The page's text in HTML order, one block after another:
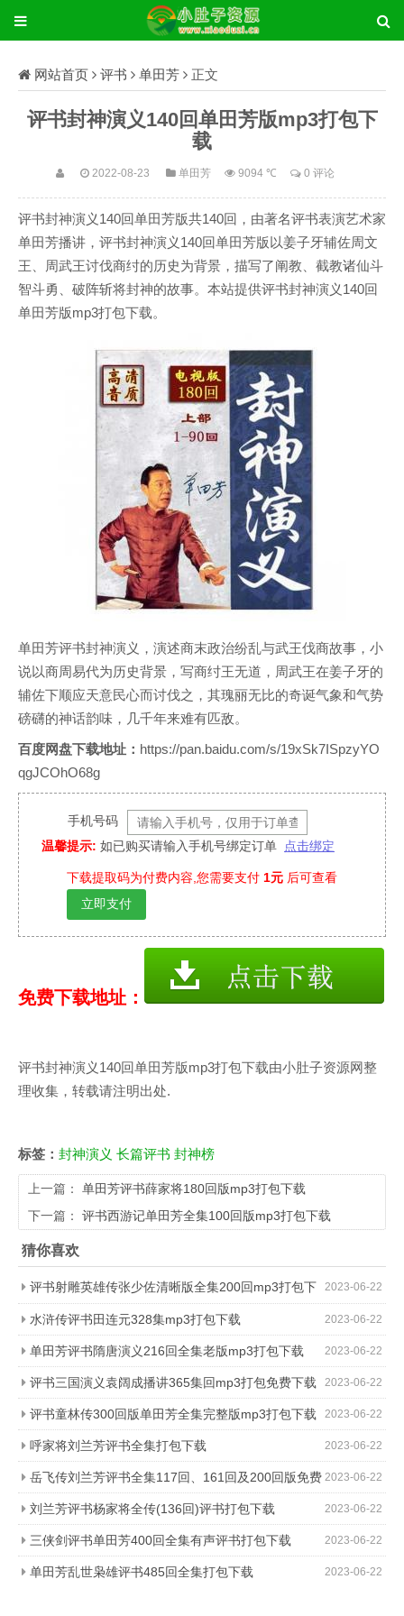
网站首页 评书 单田芳 正文
评书封神演义140回单田芳版mp3打包下
载
2022-08-23 单田芳 9094 ℃ 0 评论
评书封神演义140回单田芳版共140回，由著名评书表演艺术家
单田芳播讲，评书封神演义140回单田芳版以姜子牙辅佐周文
王、周武王讨伐商纣的历史为背景，描写了阐教、截教诸仙斗
智斗勇、破阵斩将封神的故事。本站提供评书封神演义140回
单田芳版mp3打包下载。
单田芳评书封神演义，演述商末政治纷乱与武王伐商故事，小
说以商周易代为历史背景，写商纣王无道，周武王在姜子牙的
辅佐下顺应天意民心而讨伐之，其瑰丽无比的奇诞气象和气势
磅礴的神话韵味，几千年来难有匹敌。
百度网盘下载地址： https://pan.baidu.com/s/19xSk7ISpzyYO
qgJCOhO68g
手机号码
温馨提示: 如已购买请输入手机号绑定订单 点击绑定
下载提取码为付费内容,您需要支付 1元 后可查看
立即支付
免费下载地址：
评书封神演义140回单田芳版mp3打包下载由小肚子资源网整
理收集，转载请注明出处.
标签： 封神演义 长篇评书 封神榜
上一篇： 单田芳评书薛家将180回版mp3打包下载
下一篇： 评书西游记单田芳全集100回版mp3打包下载
猜你喜欢
2023-06-22
评书射雕英雄传张少佐清晰版全集200回mp3打包下
载 2023-06-22
水浒传评书田连元328集mp3打包下载
2023-06-22
单田芳评书隋唐演义216回全集老版mp3打包下载
2023-06-22
评书三国演义袁阔成播讲365集回mp3打包免费下载
2023-06-22
评书童林传300回版单田芳全集完整版mp3打包下载
2023-06-22
呼家将刘兰芳评书全集打包下载
2023-06-22
岳飞传刘兰芳评书全集117回、161回及200回版免费
打包下载 2023-06-22
刘兰芳评书杨家将全传(136回)评书打包下载
2023-06-22
三侠剑评书单田芳400回全集有声评书打包下载
2023-06-22
单田芳乱世枭雄评书485回全集打包下载